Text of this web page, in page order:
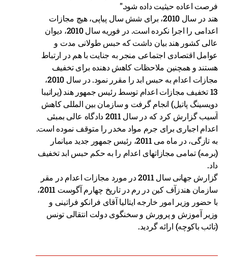
فرصت اعاده حیثیت داده شود."
هند در سال 2010، برای شش سال پیاپی، هیچ مجازات
اعدامی را اجرا نکرده است. در فوریه سال 2010، دیوان
عالی کشور هند بیان داشت که حبس طولانی مدت و
عوامل اقتصادی اجتماعی منجر به جنایت با هم در ارتباط
هستند و همچنین ملاحظات کاهش دهنده برای تخفیف
مجازات اعدام به حبس ابد را مقرر نمود. در سال 2010،
13 تخفیف مجازات اعدام توسط رئیس جمهور هند (پراتیبا
دویسینگ پاتیل) انجام گرفت و سازمان بین المللی کاهش
آسیب گزارش کرد که در سال 2011 دادگاه عالی بمبئی
اعدام اجباری برای جرم مواد مخدر را متوقف نموده است.
به تازگی، در ماه می 2011، رئیس جمهور جدید میانمار
(برمه) تمامی مجازاتهای اعدام را به حکم حبس ابد تخفیف
داد.
گزارش جهانی سال 2011 در مورد مجازات اعدام در مقر
سازمان هندزآف کین در رم در تاریخ چهارم آگوست 2011،
با حضور وزیر امور خارجه ایتالیا آقای فرانکو فراتینی و
وزیر آموزش و پرورش و سخنگوی دولت انتقالی تونس
(تائب باکوچه) ارائه گردید.